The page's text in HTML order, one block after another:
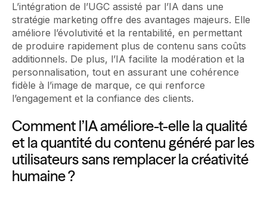
L’intégration de l’UGC assisté par l’IA dans une
stratégie marketing offre des avantages majeurs. Elle
améliore l’évolutivité et la rentabilité, en permettant
de produire rapidement plus de contenu sans coûts
additionnels. De plus, l’IA facilite la modération et la
personnalisation, tout en assurant une cohérence
fidèle à l’image de marque, ce qui renforce
l’engagement et la confiance des clients.
Comment l’IA améliore-t-elle la qualité
et la quantité du contenu généré par les
utilisateurs sans remplacer la créativité
humaine ?